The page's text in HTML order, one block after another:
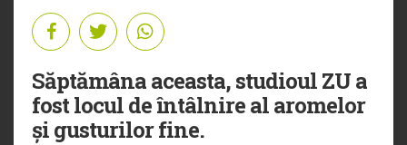
Săptămâna aceasta, studioul ZU a
fost locul de întâlnire al aromelor
și gusturilor fine.